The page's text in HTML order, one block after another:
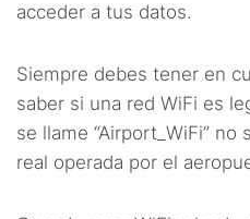
acceder a tus datos.
Siempre debes tener en
saber si una red WiFi es
se llame “Airport_WiFi”
real operada por el